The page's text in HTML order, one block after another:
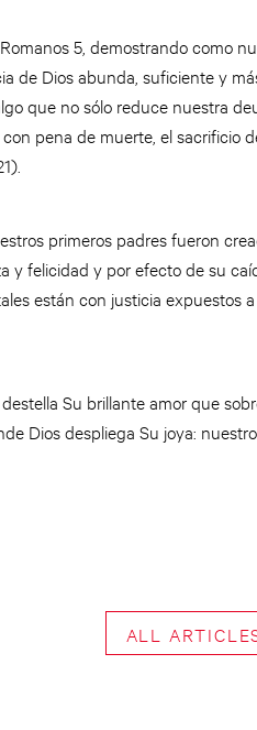
5, demostrando como
de Dios abunda, suficiente y
que no sólo reduce nuestra
pena de muerte, el sacrificio
primeros padres fueron
y felicidad y por efecto de su
están con justicia expuestos
Su brillante amor que
Dios despliega Su joya:
ALL